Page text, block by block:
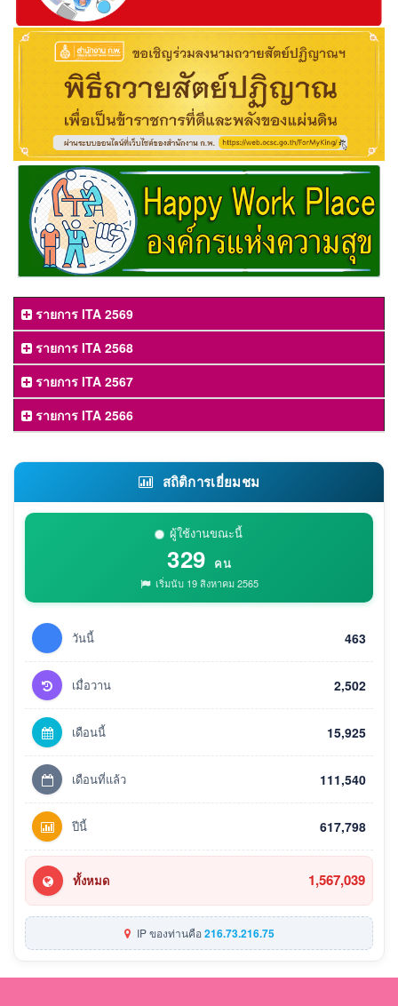
รายการ ITA 2569
รายการ ITA 2568
รายการ ITA 2567
รายการ ITA 2566
สถิติการเยี่ยมชม
ผู้ใช้งานขณะนี้
329 คน
เริ่มนับ 19 สิงหาคม 2565
วันนี้ 463
เมื่อวาน 2,502
เดือนนี้ 15,925
เดือนที่แล้ว 111,540
ปีนี้ 617,798
ทั้งหมด 1,567,039
IP ของท่านคือ216.73.216.75